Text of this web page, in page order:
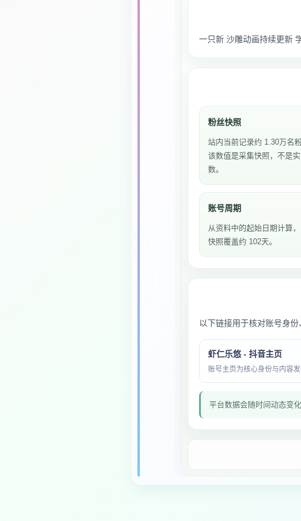
一只新 沙雕动画持续更新
粉丝快照
站内当前记录约 1.30万名粉
该数值是采集快照，不是
数。
账号周期
从资料中的起始日期计算
快照覆盖约 102天。
以下链接用于核对账号身
虾仁乐悠 - 抖音主页
账号主页为核心身份与内容
平台数据会随时间动态变